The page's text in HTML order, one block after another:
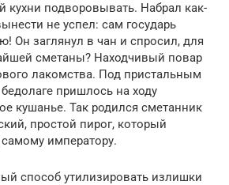
кухни подворовывать. Набрал как-
не успел: сам государь
Он заглянул в чан и спросил, для
сметаны? Находчивый повар
лакомства. Под пристальным
пришлось на ходу
кушанье. Так родился сметанник
простой пирог, который
императору.
способ утилизировать излишки